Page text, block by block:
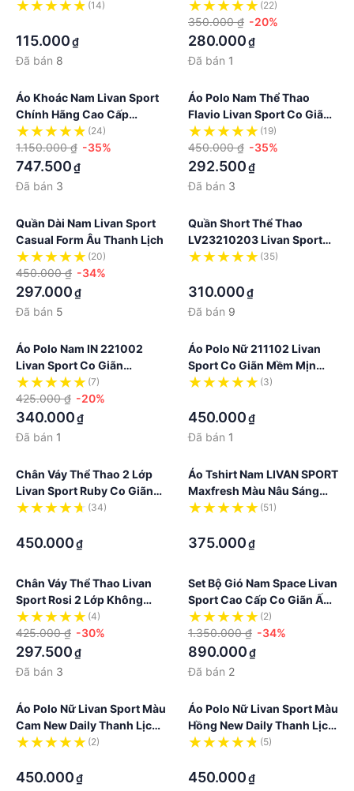
Livan Sport Màu Đen
(14)
115.000₫
Đã bán 8
Thoáng Khí Cao Cấp
(22)
350.000 ₫ -20%
280.000₫
Đã bán 1
Áo Khoác Nam Livan Sport
Chính Hãng Cao Cấp
Perform
(24)
1.150.000 ₫ -35%
747.500₫
Đã bán 3
Áo Polo Nam Thể Thao
Flavio Livan Sport Co Giãn
Thoáng Khí Thanh Lịch
(19)
450.000 ₫ -35%
292.500₫
Đã bán 3
Quần Dài Nam Livan Sport
Casual Form Âu Thanh Lịch
(20)
450.000 ₫ -34%
297.000₫
Đã bán 5
Quần Short Thể Thao
LV23210203 Livan Sport
Chính Hãng Cao Cấp
(35)
310.000₫
Đã bán 9
Áo Polo Nam IN 221002
Livan Sport Co Giãn
Thoáng Khí Thanh Lịch
(7)
425.000 ₫ -20%
340.000₫
Đã bán 1
Áo Polo Nữ 211102 Livan
Sport Co Giãn Mềm Mịn
Thoáng Khí Cao Cấp
(3)
450.000₫
Đã bán 1
Chân Váy Thể Thao 2 Lớp
Livan Sport Ruby Co Giãn
Mềm Mịn Thoáng Khí
(34)
450.000₫
Áo Tshirt Nam LIVAN SPORT
Maxfresh Màu Nâu Sáng
Thoáng Khí Năng Động
(51)
375.000₫
Chân Váy Thể Thao Livan
Sport Rosi 2 Lớp Không
Nhăn Nhàu Siêu Nhẹ
Thoáng Khi
(4)
425.000 ₫ -30%
297.500₫
Đã bán 3
Set Bộ Gió Nam Space Livan
Sport Cao Cấp Co Giãn Ấm
Áp
(2)
1.350.000 ₫ -34%
890.000₫
Đã bán 2
Áo Polo Nữ Livan Sport Màu
Cam New Daily Thanh Lịch
Chống Nhăn Nhàu Kháng
(2)
450.000₫
Áo Polo Nữ Livan Sport Màu
Hồng New Daily Thanh Lịch
Chống Nhăn Nhàu Kháng
(5)
450.000₫